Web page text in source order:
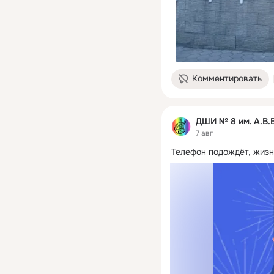
Комментировать
ДШИ № 8 им.
7 авг
Телефон подождёт,